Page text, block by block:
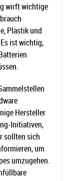
wirft wichtige
Plastik und
ist wichtig,
Hersteller
Initiativen,
sollten sich
um
umzugehen.